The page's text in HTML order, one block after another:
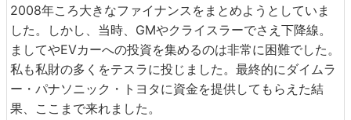
2008年ころ大きなファイナンスをまとめようとしていま
した。しかし、当時、GMやクライスラーでさえ下降線。
ましてやEVカーへの投資を集めるのは非常に困難でした。
私も私財の多くをテスラに投じました。最終的にダイムラ
ー・パナソニック・トヨタに資金を提供してもらえた結
果、ここまで来れました。